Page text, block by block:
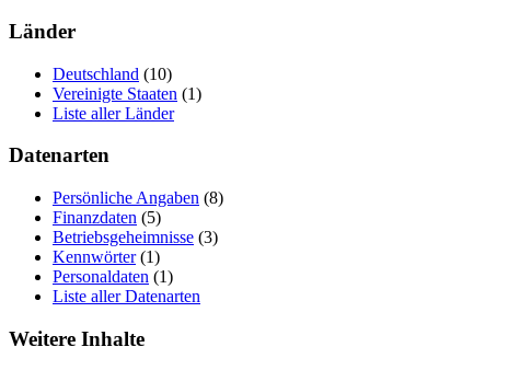
Länder
Deutschland (10)
Vereinigte Staaten (1)
Liste aller Länder
Datenarten
Persönliche Angaben (8)
Finanzdaten (5)
Betriebsgeheimnisse (3)
Kennwörter(1)
Personaldaten (1)
Liste aller Datenarten
Weitere Inhalte